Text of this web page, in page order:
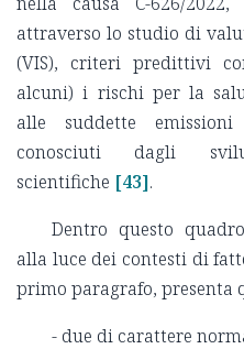
attraverso lo studio di
(VIS), criteri predittivi
alcuni) i rischi per la
alle suddette
conosciuti dagli
scientifiche [43].
Dentro questo
alla luce dei contesti di
primo paragrafo, presenta
- due di carattere